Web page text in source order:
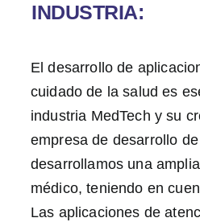
INDUSTRIA:
El desarrollo de
cuidado de la salud es
industria MedTech y su
empresa de desarrollo
desarrollamos una
médico, teniendo en
Las aplicaciones de